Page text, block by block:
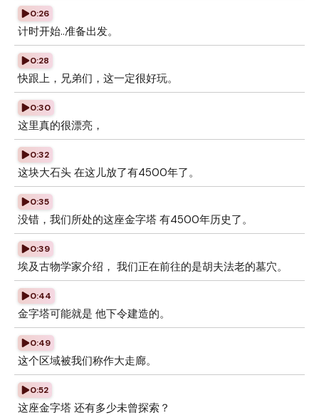
0:26
计时开始..准备出发。
0:28
快跟上，兄弟们，这一定很好玩。
0:30
这里真的很漂亮，
0:32
这块大石头 在这儿放了有4500年了。
0:35
没错，我们所处的这座金字塔 有4500年历史了。
0:39
埃及古物学家介绍， 我们正在前往的是胡夫法老的墓穴。
0:44
金字塔可能就是 他下令建造的。
0:49
这个区域被我们称作大走廊。
0:52
这座金字塔 还有多少未曾探索？